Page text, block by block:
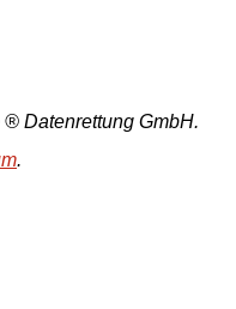
Datenrettung GmbH.
.